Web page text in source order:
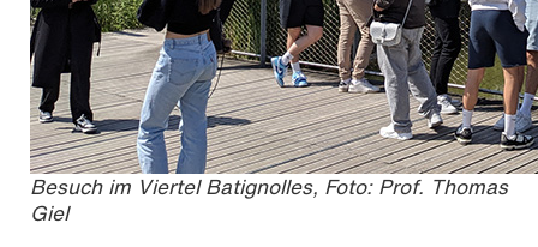
Besuch im Viertel Batignolles, Foto: Prof. Thomas
Giel